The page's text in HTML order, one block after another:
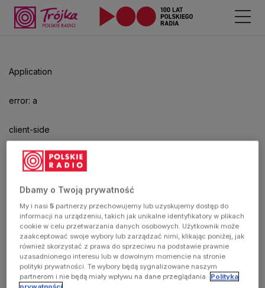
Application
error: a
client-side
exception
has
occurred
(see the
browser
aby
odtwarzać.
Dbamy o Twoją prywatność
My i nasi5 partnerzy przechowujemy lub uzyskujemy dostęp do
informacji na urządzeniu, takich jak unikalne identyfikatory w plikach
cookie w celu przetwarzania danych osobowych. Użytkownik może
zaakceptować swoje wybory lub zarządzać nimi, klikając poniżej, jak
również skorzystać z prawa do sprzeciwu na podstawie prawnie
uzasadnionego interesu lub w dowolnym momencie na stronie
polityki prywatności. Te wybory będą sygnalizowane naszym
partnerom i nie będą miały wpływu na dane przeglądania. Polityka
prywatności